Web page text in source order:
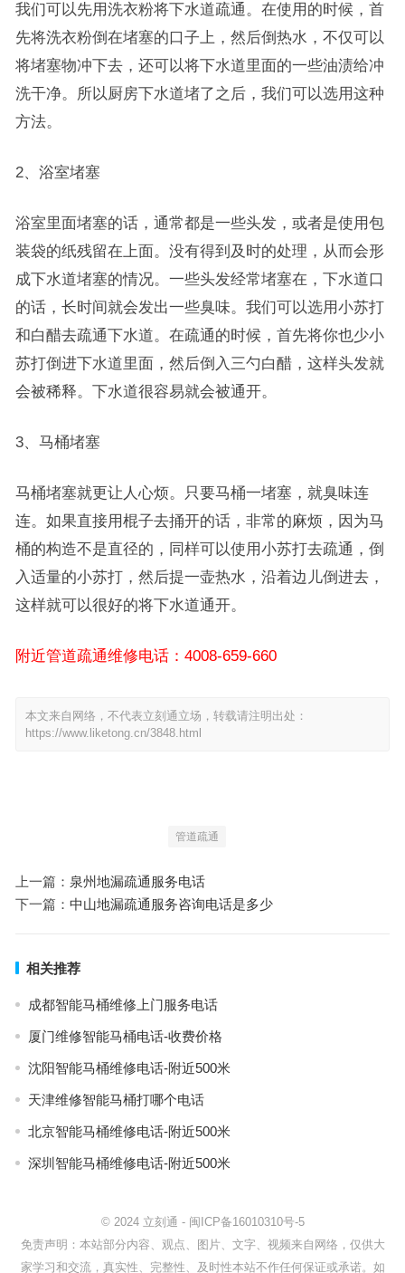
我们可以先用洗衣粉将下水道疏通。在使用的时候，首
先将洗衣粉倒在堵塞的口子上，然后倒热水，不仅可以
将堵塞物冲下去，还可以将下水道里面的一些油渍给冲
洗干净。所以厨房下水道堵了之后，我们可以选用这种
方法。
2、浴室堵塞
浴室里面堵塞的话，通常都是一些头发，或者是使用包
装袋的纸残留在上面。没有得到及时的处理，从而会形
成下水道堵塞的情况。一些头发经常堵塞在，下水道口
的话，长时间就会发出一些臭味。我们可以选用小苏打
和白醋去疏通下水道。在疏通的时候，首先将你也少小
苏打倒进下水道里面，然后倒入三勺白醋，这样头发就
会被稀释。下水道很容易就会被通开。
3、马桶堵塞
马桶堵塞就更让人心烦。只要马桶一堵塞，就臭味连
连。如果直接用棍子去捅开的话，非常的麻烦，因为马
桶的构造不是直径的，同样可以使用小苏打去疏通，倒
入适量的小苏打，然后提一壶热水，沿着边儿倒进去，
这样就可以很好的将下水道通开。
附近管道疏通维修电话：4008-659-660
本文来自网络，不代表立刻通立场，转载请注明出处：
https://www.liketong.cn/3848.html
管道疏通
上一篇： 泉州地漏疏通服务电话
下一篇： 中山地漏疏通服务咨询电话是多少
相关推荐
成都智能马桶维修上门服务电话
厦门维修智能马桶电话-收费价格
沈阳智能马桶维修电话-附近500米
天津维修智能马桶打哪个电话
北京智能马桶维修电话-附近500米
深圳智能马桶维修电话-附近500米
© 2024 立刻通 - 闽ICP备16010310号-5
免责声明：本站部分内容、观点、图片、文字、视频来自网络，仅供大
家学习和交流，真实性、完整性、及时性本站不作任何保证或承诺。如